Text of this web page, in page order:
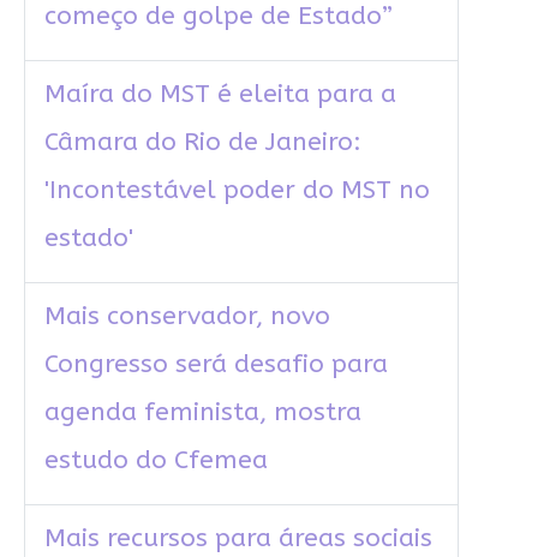
começo de golpe de Estado”
Maíra do MST é eleita para a
Câmara do Rio de Janeiro:
'Incontestável poder do MST no
estado'
Mais conservador, novo
Congresso será desafio para
agenda feminista, mostra
estudo do Cfemea
Mais recursos para áreas sociais